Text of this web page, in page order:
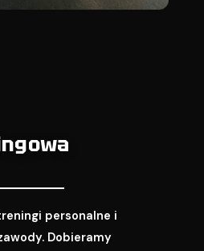
personalne i
Dobieramy